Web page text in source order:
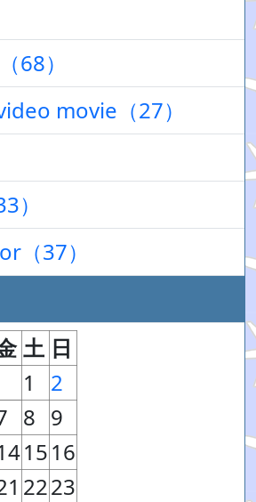
68）
movie（27）
）
（37）
土 日
1
2
8 9
1516
2223